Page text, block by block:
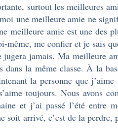
surtout les meilleures
une meilleure amie ne
meilleure amie est une des
même, me confier et je sais
jamais. Ma meilleure
dans la même classe. À la
la personne que
toujours. Nous avons
et j’ai passé l’été entre
arrivé, c’est de la perdre,